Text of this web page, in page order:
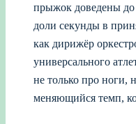
прыжок доведены до
доли секунды в
как дирижёр
универсального
не только про ноги,
меняющийся темп,